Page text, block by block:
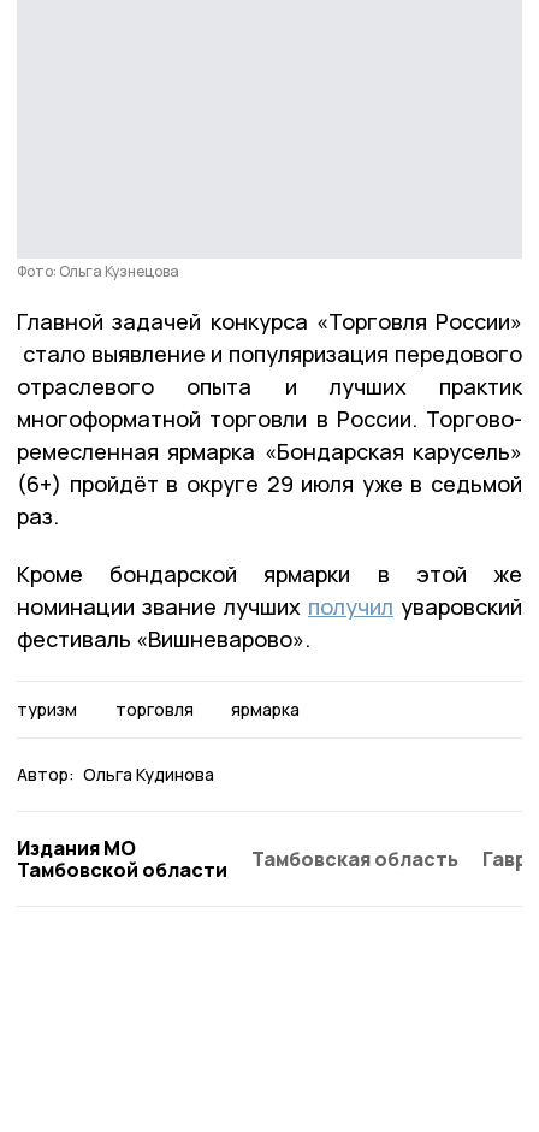
Фото: Ольга Кузнецова
Главной задачей конкурса «Торговля России»
стало выявление и популяризация передового
отраслевого опыта и лучших практик
многоформатной торговли в России. Торгово-
ремесленная ярмарка «Бондарская карусель»
(6+) пройдёт в округе 29 июля уже в седьмой
раз.
Кроме бондарской ярмарки в этой же
номинации звание лучших получил уваровский
фестиваль «Вишневарово».
туризм торговля ярмарка
Автор: Ольга Кудинова
Издания МО
Тамбовской области
Тамбовская область